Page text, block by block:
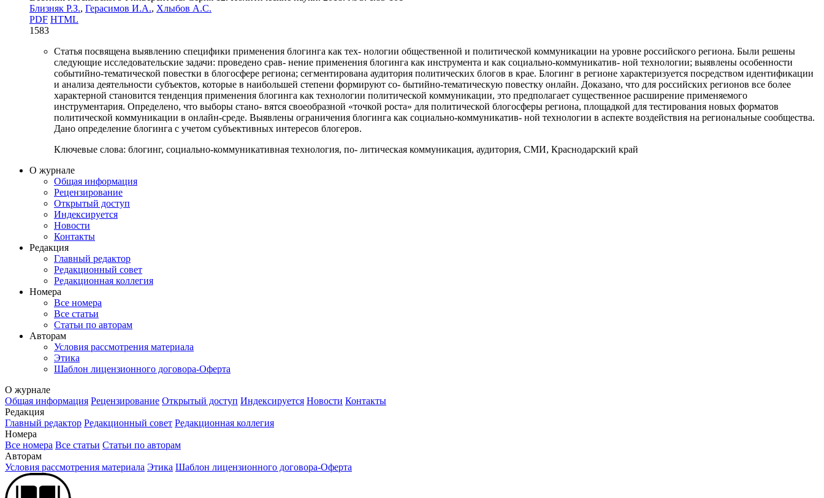
Близняк Р.З., Герасимов И.А., Хлыбов А.С.
PDF HTML
1583
Статья посвящена выявлению специфики применения блогинга как тех- нологии общественной и политической коммуникации на уровне российского региона. Были решены
следующие исследовательские задачи: проведено срав- нение применения блогинга как инструмента и как социально-коммуникатив- ной технологии; выявлены особенности
событийно-тематической повестки в блогосфере региона; сегментирована аудитория политических блогов в крае. Блогинг в регионе характеризуется посредством идентификации
и анализа деятельности субъектов, которые в наибольшей степени формируют со- бытийно-тематическую повестку онлайн. Доказано, что для российских регионов все более
характерной становится тенденция применения блогинга как технологии политической коммуникации, это предполагает существенное расширение применяемого
инструментария. Определено, что выборы стано- вятся своеобразной «точкой роста» для политической блогосферы региона, площадкой для тестирования новых форматов
политической коммуникации в онлайн-среде. Выявлены ограничения блогинга как социально-коммуникатив- ной технологии в аспекте воздействия на региональные сообщества.
Дано определение блогинга с учетом субъективных интересов блогеров.
Ключевые слова: блогинг, социально-коммуникативная технология, по- литическая коммуникация, аудитория, СМИ, Краснодарский край
О журнале
Общая информация
Рецензирование
Открытый доступ
Индексируется
Новости
Контакты
Редакция
Главный редактор
Редакционный совет
Редакционная коллегия
Номера
Все номера
Все статьи
Статьи по авторам
Авторам
Условия рассмотрения материала
Этика
Шаблон лицензионного договора-Оферта
О журнале
Общая информация Рецензирование Открытый доступ Индексируется Новости Контакты
Редакция
Главный редактор Редакционный совет Редакционная коллегия
Номера
Все номера Все статьи Статьи по авторам
Авторам
Условия рассмотрения материала Этика Шаблон лицензионного договора-Оферта